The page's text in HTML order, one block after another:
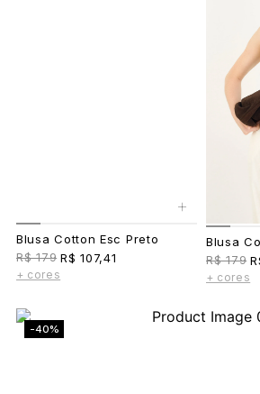
+
Blusa Cotton Esc Preto
R$ 179 R$ 107,41
+ cores
Blusa
R$ 179
+ cores
-40%